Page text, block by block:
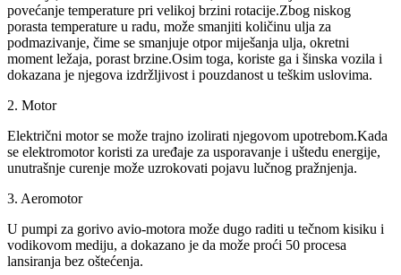
povećanje temperature pri velikoj brzini rotacije.Zbog niskog
porasta temperature u radu, može smanjiti količinu ulja za
podmazivanje, čime se smanjuje otpor miješanja ulja, okretni
moment ležaja, porast brzine.Osim toga, koriste ga i šinska vozila i
dokazana je njegova izdržljivost i pouzdanost u teškim uslovima.
2. Motor
Električni motor se može trajno izolirati njegovom upotrebom.Kada
se elektromotor koristi za uređaje za usporavanje i uštedu energije,
unutrašnje curenje može uzrokovati pojavu lučnog pražnjenja.
3. Aeromotor
U pumpi za gorivo avio-motora može dugo raditi u tečnom kisiku i
vodikovom mediju, a dokazano je da može proći 50 procesa
lansiranja bez oštećenja.